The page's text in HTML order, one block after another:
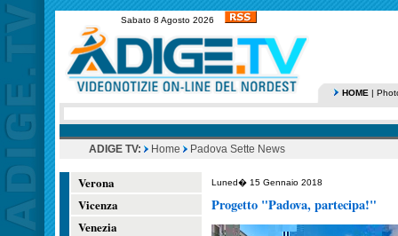
Sabato 8 Agosto 2026
HOME |
ADIGE TV: Home Padova Sette News
Verona
Vicenza
Venezia
Luned� 15 Gennaio 2018
Progetto "Padova, partecipa!"